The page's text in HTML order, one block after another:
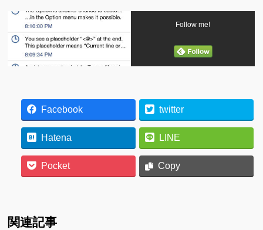
Follow me!
Facebook twitter
Hatena LINE
Pocket Copy
関連記事